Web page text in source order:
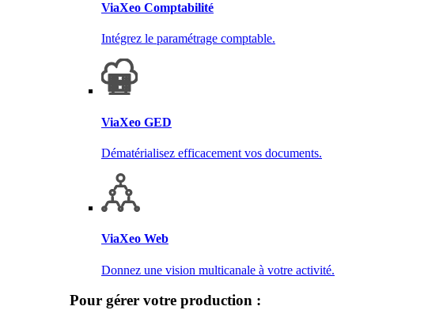
ViaXeo Comptabilité
Intégrez le paramétrage comptable.
ViaXeo GED
Dématérialisez efficacement vos documents.
ViaXeo Web
Donnez une vision multicanale à votre activité.
Pour gérer votre production :